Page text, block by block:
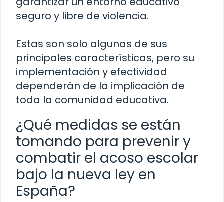
seguro y libre de violencia.
Estas son solo algunas de sus
principales características, pero su
implementación y efectividad
dependerán de la implicación de
toda la comunidad educativa.
¿Qué medidas se están
tomando para prevenir y
combatir el acoso escolar
bajo la nueva ley en
España?